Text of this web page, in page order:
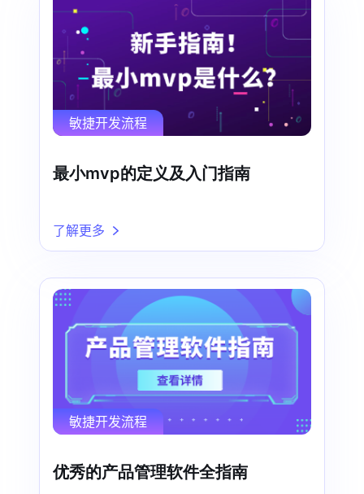
敏捷开发流程
最小mvp的定义及入门指南
了解更多
敏捷开发流程
优秀的产品管理软件全指南